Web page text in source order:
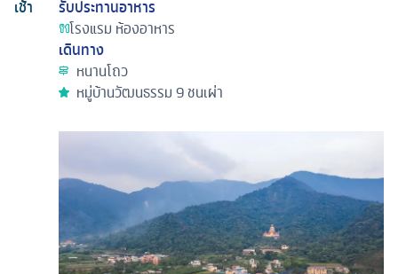
เช้า
รับประทานอาหาร
โรงแรม ห้องอาหาร
เดินทาง
หนานโถว
หมู่บ้านวัฒนธรรม 9 ชนเผ่า